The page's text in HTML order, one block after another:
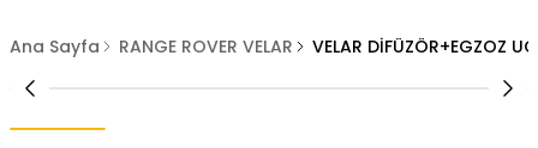
Ana Sayfa RANGE ROVER VELAR VELAR DİFÜZÖR+EGZOZ